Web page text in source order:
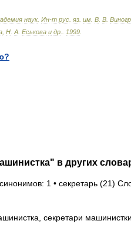
наук. Ин-т рус яз им В В
Н А Еськова и др 1999
в других
1 • секретарь (21)
секретари